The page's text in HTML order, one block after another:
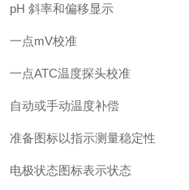
pH 斜率和偏移显示
一点mV校准
一点ATC温度探头校准
自动或手动温度补偿
准备图标以指示测量稳定性
电极状态图标表示状态